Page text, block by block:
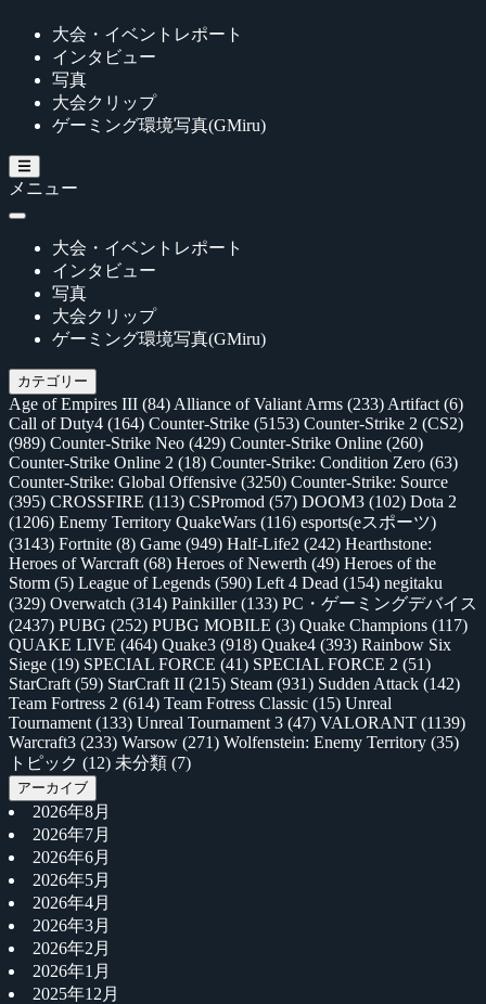
大会・イベントレポート
インタビュー
写真
大会クリップ
ゲーミング環境写真(GMiru)
メニュー
大会・イベントレポート
インタビュー
写真
大会クリップ
ゲーミング環境写真(GMiru)
カテゴリー
Age of Empires III (84) Alliance of Valiant Arms (233) Artifact (6)
Call of Duty4 (164) Counter-Strike (5153) Counter-Strike 2 (CS2)
(989) Counter-Strike Neo (429) Counter-Strike Online (260)
Counter-Strike Online 2 (18) Counter-Strike: Condition Zero (63)
Counter-Strike: Global Offensive (3250) Counter-Strike: Source
(395) CROSSFIRE (113) CSPromod (57) DOOM3 (102) Dota 2
(1206) Enemy Territory QuakeWars (116) esports(eスポーツ)
(3143) Fortnite (8) Game (949) Half-Life2 (242) Hearthstone:
Heroes of Warcraft (68) Heroes of Newerth (49) Heroes of the
Storm (5) League of Legends (590) Left 4 Dead (154) negitaku
(329) Overwatch (314) Painkiller(133) PC・ゲーミングデバイス
(2437) PUBG (252) PUBG MOBILE (3) Quake Champions (117)
QUAKE LIVE (464) Quake3 (918) Quake4 (393) Rainbow Six
Siege (19) SPECIAL FORCE (41) SPECIAL FORCE 2 (51)
StarCraft (59) StarCraft II (215) Steam (931) Sudden Attack (142)
Team Fortress 2 (614) Team Fotress Classic (15) Unreal
Tournament (133) Unreal Tournament 3 (47) VALORANT (1139)
Warcraft3 (233) Warsow (271) Wolfenstein: Enemy Territory (35)
トピック (12) 未分類 (7)
アーカイブ
2026年8月
2026年7月
2026年6月
2026年5月
2026年4月
2026年3月
2026年2月
2026年1月
2025年12月